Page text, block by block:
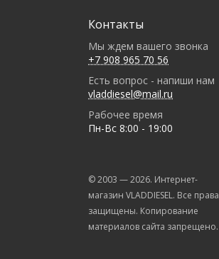
Контакты
Мы ждем вашего звонка
+7 908 965 70 56
Есть вопрос - напиши нам
vladdiesel@mail.ru
Рабочее время
Пн-Вс 8:00 - 19:00
© 2003 —2026. Интернет-
магазин VLADDIESEL. Все права
защищены. Копирование
материалов сайта запрещено.